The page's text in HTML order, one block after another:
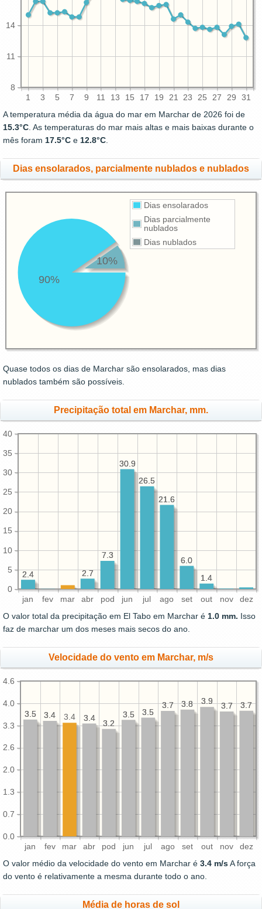
1 3 5 7 9 11 13 15 17 19 21 23 25 27 29 31
8
11
14
A temperatura média da água do mar em Marchar de 2026 foi de
15.3°C. As temperaturas do mar mais altas e mais baixas durante o
mês foram 17.5°C e 12.8°C.
Dias ensolarados, parcialmente nublados e nublados
Dias ensolarados
Dias parcialmente
nublados
Dias nublados
90%
10%
Quase todos os dias de Marchar são ensolarados, mas dias
nublados também são possíveis.
Precipitação total em Marchar, mm.
jan fev mar abr pod jun jul ago set out nov dez
0
5
10
15
20
25
30
35
40
1.4
6.0
21.6
26.5
30.9
7.3
2.7
2.4 1.4
6.0
21.6
26.5
30.9
7.3
2.7
2.4
O valor total da precipitação em El Tabo em Marchar é 1.0 mm. Isso
faz de marchar um dos meses mais secos do ano.
Velocidade do vento em Marchar, m/s
jan fev mar abr pod jun jul ago set out nov dez
0.0
0.7
1.3
2.0
2.6
3.3
4.0
4.6
3.7
3.7
3.9
3.8
3.7
3.5
3.5
3.2
3.4
3.4
3.5
3.7
3.7
3.9
3.8
3.7
3.5
3.5
3.2
3.4
3.4
3.4
3.5
O valor médio da velocidade do vento em Marchar é 3.4 m/sA força
do vento é relativamente a mesma durante todo o ano.
Média de horas de sol